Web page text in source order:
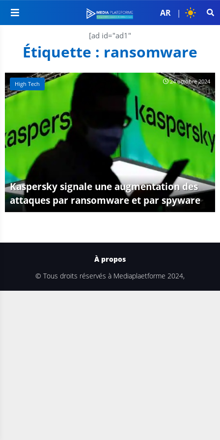
AR |
[ad id="ad1"
Étiquette : ransomware
High Tech
Kaspersky signale une augmentation des
attaques par ransomware et par spyware
24 octobre 2024
© Tous droits réservés à Mediaplaetforme 2024,
À propos